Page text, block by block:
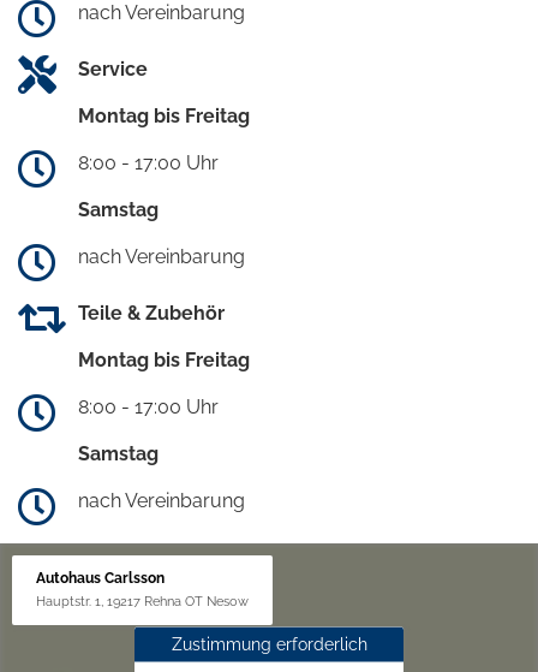
nach Vereinbarung
Service
Montag bis Freitag
8:00 - 17:00 Uhr
Samstag
nach Vereinbarung
Teile & Zubehör
Montag bis Freitag
8:00 - 17:00 Uhr
Samstag
nach Vereinbarung
Autohaus Carlsson
Hauptstr. 1, 19217 Rehna OT Nesow
Zustimmung erforderlich